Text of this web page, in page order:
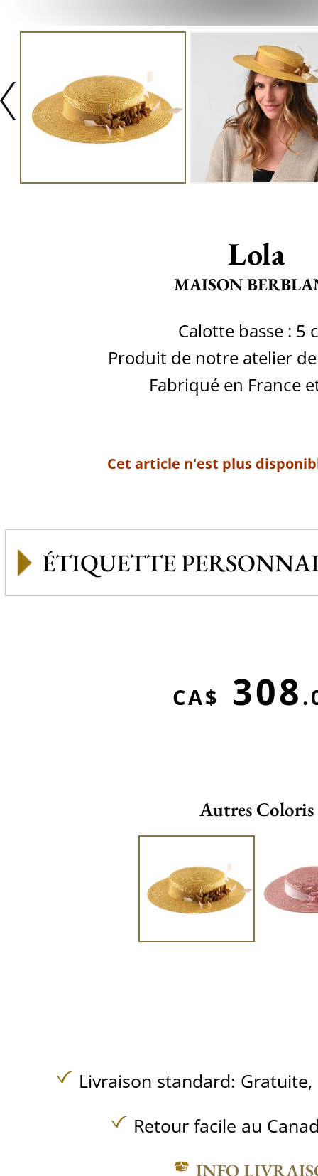
Lola
MAISON
Calotte basse : 5
Produit de notre atelier
Fabriqué en France
Cet article n'est plus
ÉTIQUETTE
CA$ 308
Autres Coloris
Livraison standard: Gratuite,
Retour facile au
INFO